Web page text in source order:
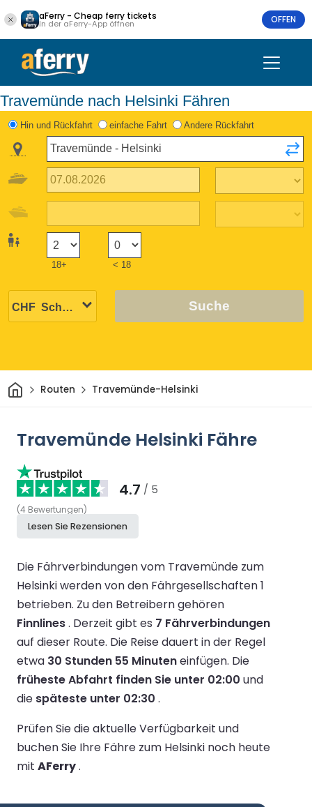
aFerry - Cheap ferry tickets
In der aFerry-App öffnen OFFEN
Travemünde nach Helsinki Fähren
Hin und Rückfahrt einfache Fahrt Andere Rückfahrt
18+ < 18
Suche
HeimRouten Travemünde-Helsinki
Travemünde Helsinki Fähre
4.7 / 5
(4 Bewertungen)
Lesen Sie Rezensionen
Die Fährverbindungen vom Travemünde zum
Helsinki werden von den Fährgesellschaften 1
betrieben. Zu den Betreibern gehören
Finnlines. Derzeit gibt es 7 Fährverbindungen
auf dieser Route. Die Reise dauert in der Regel
etwa 30 Stunden 55 Minuteneinfügen. Die
früheste Abfahrt finden Sie unter 02:00 und
die späteste unter 02:30 .
Prüfen Sie die aktuelle Verfügbarkeit und
buchen Sie Ihre Fähre zum Helsinki noch heute
mit AFerry.